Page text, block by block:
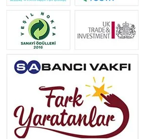
Yeşilist
Tüm yazıları görüntüle